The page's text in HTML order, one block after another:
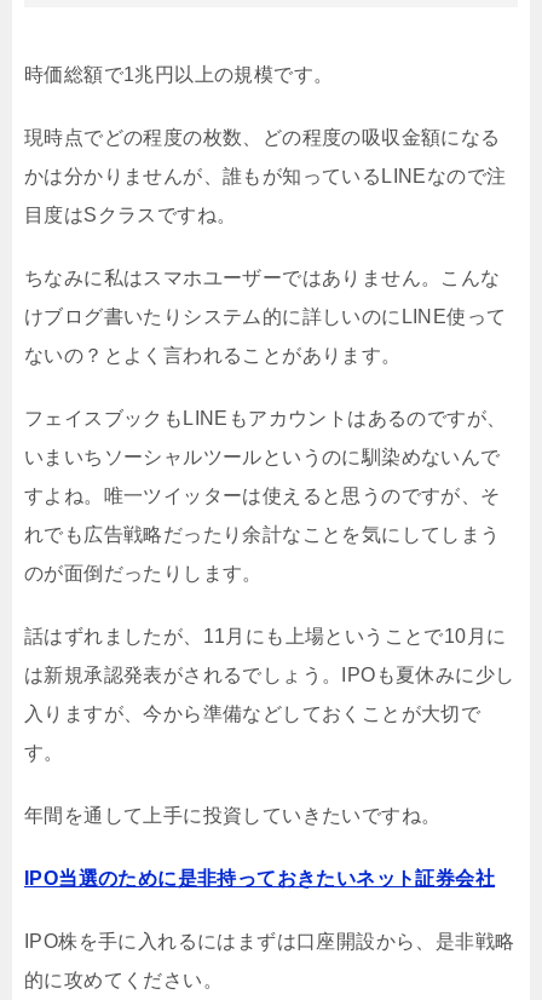
時価総額で1兆円以上の規模です。
現時点でどの程度の枚数、どの程度の吸収金額になる
かは分かりませんが、誰もが知っているLINEなので注
目度はSクラスですね。
ちなみに私はスマホユーザーではありません。こんな
けブログ書いたりシステム的に詳しいのにLINE使って
ないの？とよく言われることがあります。
フェイスブックもLINEもアカウントはあるのですが、
いまいちソーシャルツールというのに馴染めないんで
すよね。唯一ツイッターは使えると思うのですが、そ
れでも広告戦略だったり余計なことを気にしてしまう
のが面倒だったりします。
話はずれましたが、11月にも上場ということで10月に
は新規承認発表がされるでしょう。IPOも夏休みに少し
入りますが、今から準備などしておくことが大切で
す。
年間を通して上手に投資していきたいですね。
IPO当選のために是非持っておきたいネット証券会社
IPO株を手に入れるにはまずは口座開設から、是非戦略
的に攻めてください。